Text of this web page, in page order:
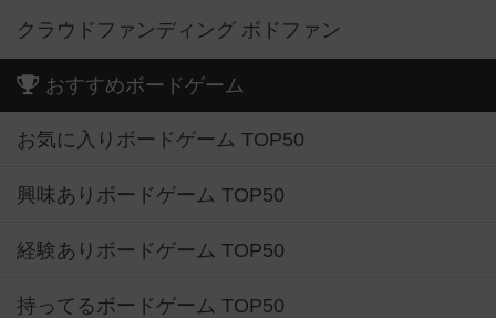
クラウドファンディング ボドファン
おすすめボードゲーム
お気に入りボードゲーム TOP50
興味ありボードゲーム TOP50
経験ありボードゲーム TOP50
持ってるボードゲーム TOP50